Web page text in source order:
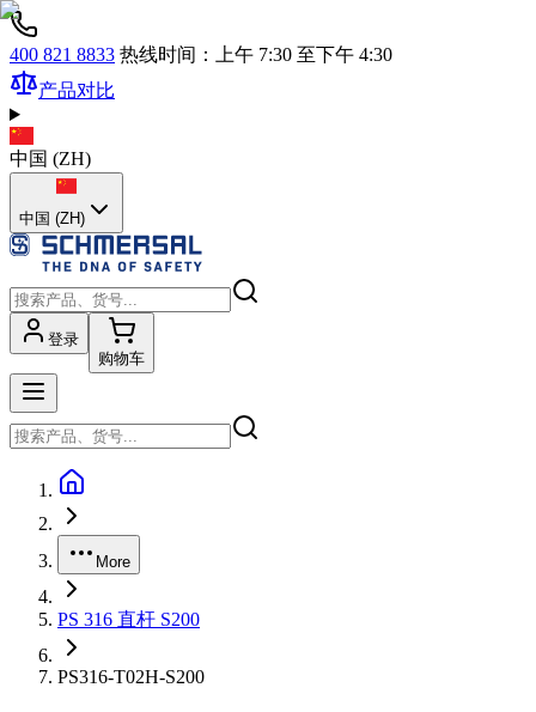
400 821 8833 热线时间：上午 7:30 至下午 4:30
产品对比
中国 (ZH)
中国 (ZH)
登录
购物车
More
PS 316 直杆 S200
PS316-T02H-S200